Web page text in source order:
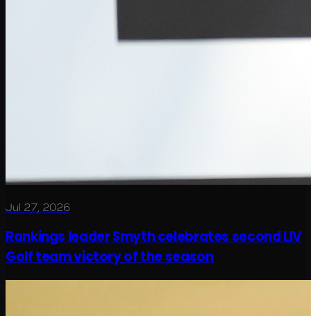
Jul 27, 2026
Rankings leader Smyth celebrates second LIV
Golf team victory of the season